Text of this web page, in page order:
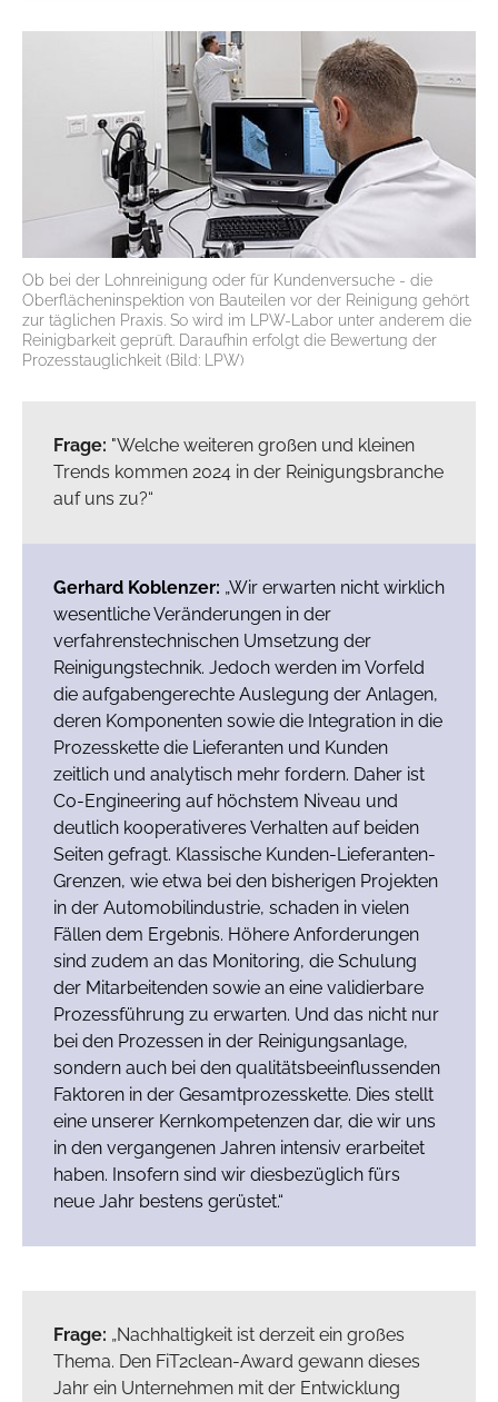
Ob bei der Lohnreinigung oder für Kundenversuche - die
Oberflächeninspektion von Bauteilen vor der Reinigung gehört
zur täglichen Praxis. So wird im LPW-Labor unter anderem die
Reinigbarkeit geprüft. Daraufhin erfolgt die Bewertung der
Prozesstauglichkeit (Bild: LPW)
Frage: "Welche weiteren großen und kleinen
Trends kommen 2024 in der Reinigungsbranche
auf uns zu?“
Gerhard Koblenzer: „Wir erwarten nicht wirklich
wesentliche Veränderungen in der
verfahrenstechnischen Umsetzung der
Reinigungstechnik. Jedoch werden im Vorfeld
die aufgabengerechte Auslegung der Anlagen,
deren Komponenten sowie die Integration in die
Prozesskette die Lieferanten und Kunden
zeitlich und analytisch mehr fordern. Daher ist
Co-Engineering auf höchstem Niveau und
deutlich kooperativeres Verhalten auf beiden
Seiten gefragt. Klassische Kunden-Lieferanten-
Grenzen, wie etwa bei den bisherigen Projekten
in der Automobilindustrie, schaden in vielen
Fällen dem Ergebnis. Höhere Anforderungen
sind zudem an das Monitoring, die Schulung
der Mitarbeitenden sowie an eine validierbare
Prozessführung zu erwarten. Und das nicht nur
bei den Prozessen in der Reinigungsanlage,
sondern auch bei den qualitätsbeeinflussenden
Faktoren in der Gesamtprozesskette. Dies stellt
eine unserer Kernkompetenzen dar, die wir uns
in den vergangenen Jahren intensiv erarbeitet
haben. Insofern sind wir diesbezüglich fürs
neue Jahr bestens gerüstet.“
Frage: „Nachhaltigkeit ist derzeit ein großes
Thema. Den FiT2clean-Award gewann dieses
Jahr ein Unternehmen mit der Entwicklung